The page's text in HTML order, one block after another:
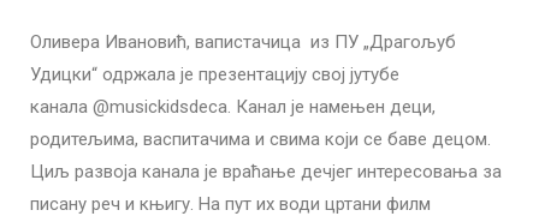
Оливера Ивановић, вапистачица из ПУ „Драгољуб
Удицки“ одржала је презентацију свој јутубе
канала @musickidsdeca. Канал је намењен деци,
родитељима, васпитачима и свима који се баве децом.
Циљ развоја канала је враћање дечјег интересовања за
писану реч и књигу. На пут их води цртани филм